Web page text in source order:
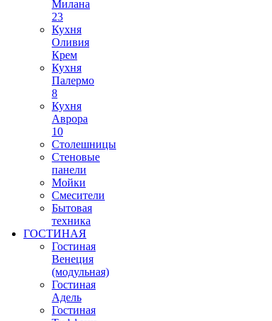
Милана
23
Кухня
Оливия
Крем
Кухня
Палермо
8
Кухня
Аврора
10
Столешницы
Стеновые
панели
Мойки
Смесители
Бытовая
техника
ГОСТИНАЯ
Гостиная
Венеция
(модульная)
Гостиная
Адель
Гостиная